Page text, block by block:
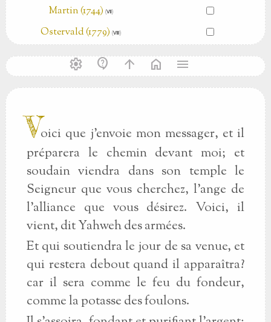
Martin (1744) (Ⅶ)
Ostervald (1779) (Ⅷ)
settings contact_support arrow_upward home menu
Voici que j'envoie mon messager, et il
préparera le chemin devant moi; et
soudain viendra dans son temple le
Seigneur que vous cherchez, l'ange de
l'alliance que vous désirez. Voici, il
vient, dit Yahweh des armées.
Et qui soutiendra le jour de sa venue, et
qui restera debout quand il apparaîtra?
car il sera comme le feu du fondeur,
comme la potasse des foulons.